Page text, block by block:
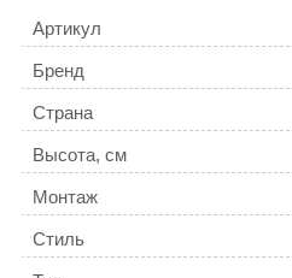
Артикул
Бренд
Страна
Высота, см
Монтаж
Стиль